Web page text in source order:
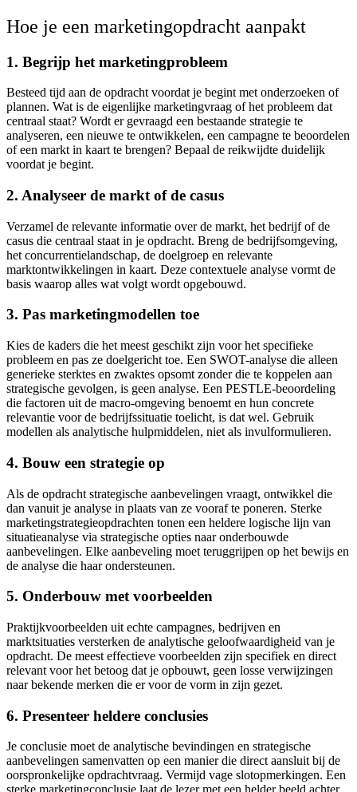
Hoe je een marketingopdracht aanpakt
1. Begrijp het marketingprobleem
Besteed tijd aan de opdracht voordat je begint met onderzoeken of
plannen. Wat is de eigenlijke marketingvraag of het probleem dat
centraal staat? Wordt er gevraagd een bestaande strategie te
analyseren, een nieuwe te ontwikkelen, een campagne te beoordelen
of een markt in kaart te brengen? Bepaal de reikwijdte duidelijk
voordat je begint.
2. Analyseer de markt of de casus
Verzamel de relevante informatie over de markt, het bedrijf of de
casus die centraal staat in je opdracht. Breng de bedrijfsomgeving,
het concurrentielandschap, de doelgroep en relevante
marktontwikkelingen in kaart. Deze contextuele analyse vormt de
basis waarop alles wat volgt wordt opgebouwd.
3. Pas marketingmodellen toe
Kies de kaders die het meest geschikt zijn voor het specifieke
probleem en pas ze doelgericht toe. Een SWOT-analyse die alleen
generieke sterktes en zwaktes opsomt zonder die te koppelen aan
strategische gevolgen, is geen analyse. Een PESTLE-beoordeling
die factoren uit de macro-omgeving benoemt en hun concrete
relevantie voor de bedrijfssituatie toelicht, is dat wel. Gebruik
modellen als analytische hulpmiddelen, niet als invulformulieren.
4. Bouw een strategie op
Als de opdracht strategische aanbevelingen vraagt, ontwikkel die
dan vanuit je analyse in plaats van ze vooraf te poneren. Sterke
marketingstrategieopdrachten tonen een heldere logische lijn van
situatieanalyse via strategische opties naar onderbouwde
aanbevelingen. Elke aanbeveling moet teruggrijpen op het bewijs en
de analyse die haar ondersteunen.
5. Onderbouw met voorbeelden
Praktijkvoorbeelden uit echte campagnes, bedrijven en
marktsituaties versterken de analytische geloofwaardigheid van je
opdracht. De meest effectieve voorbeelden zijn specifiek en direct
relevant voor het betoog dat je opbouwt, geen losse verwijzingen
naar bekende merken die er voor de vorm in zijn gezet.
6. Presenteer heldere conclusies
Je conclusie moet de analytische bevindingen en strategische
aanbevelingen samenvatten op een manier die direct aansluit bij de
oorspronkelijke opdrachtvraag. Vermijd vage slotopmerkingen. Een